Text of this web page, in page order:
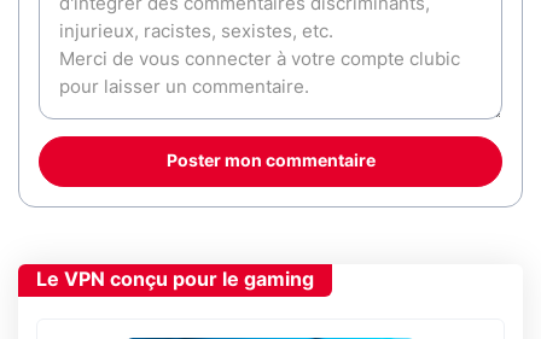
Poster mon commentaire
Le VPN conçu pour le gaming